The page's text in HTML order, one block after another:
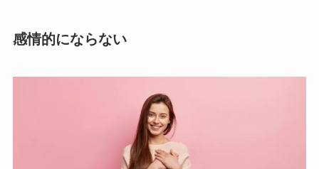
感情的にならない